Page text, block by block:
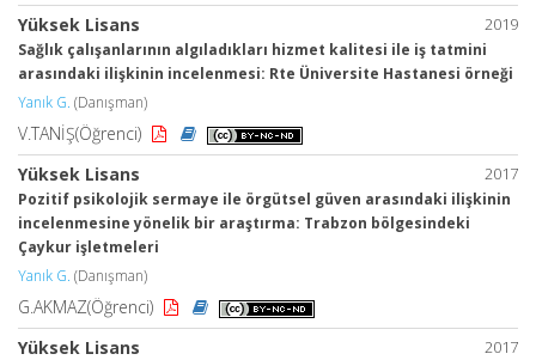
2019
Yüksek Lisans
Sağlık çalışanlarının algıladıkları hizmet kalitesi ile iş tatmini
arasındaki ilişkinin incelenmesi: Rte Üniversite Hastanesi örneği
Yanık G. (Danışman)
V.TANİŞ(Öğrenci)
2017
Yüksek Lisans
Pozitif psikolojik sermaye ile örgütsel güven arasındaki ilişkinin
incelenmesine yönelik bir araştırma: Trabzon bölgesindeki
Çaykur işletmeleri
Yanık G. (Danışman)
G.AKMAZ(Öğrenci)
2017
Yüksek Lisans